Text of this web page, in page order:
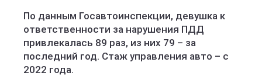
По данным Госавтоинспекции, девушка к
ответственности за нарушения ПДД
привлекалась 89 раз, из них 79 – за
последний год. Стаж управления авто – с
2022 года.